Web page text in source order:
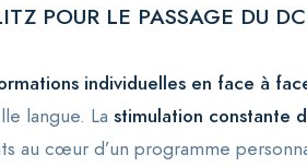
POUR LE PASSAGE DU
individuelles en face à
langue. La stimulation constante
au cœur d’un programme